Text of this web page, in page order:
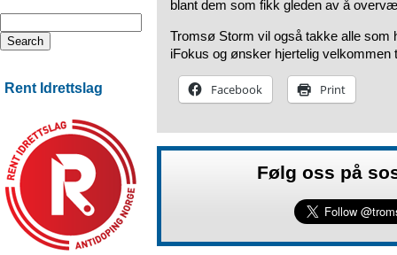
Rent Idrettslag
blant dem som fikk gleden av å
Tromsø Storm vil også takke alle som
iFokus og ønsker hjertelig velkommen
Facebook Print
Følg oss på